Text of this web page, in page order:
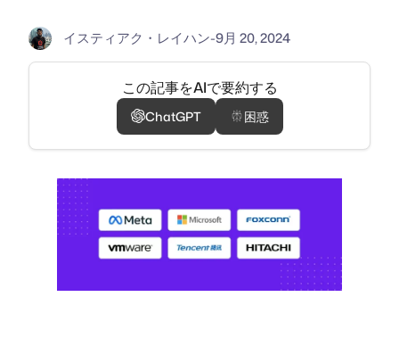
イスティアク・レイハン-9月 20, 2024
この記事をAIで要約する
ChatGPT 困惑